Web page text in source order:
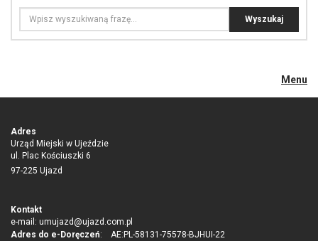
Menu
Adres
Urząd Miejski w Ujeździe
ul. Plac Kościuszki 6
97-225 Ujazd
Kontakt
e-mail: umujazd@ujazd.com.pl
Adres do e-Doręczeń: AE:PL-58131-75578-BJHUI-22